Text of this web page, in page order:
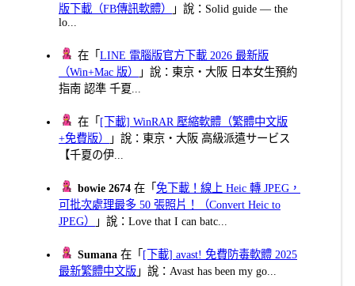
版下載（FB傳訊軟體）
」說：Solid guide — the
lo...
在「LINE 電腦版官方下載 2026 最新版
（Win+Mac 版）
」說：東京・大阪 日本女生預約
指南 認準 千夏...
在「 [下載] WinRAR 壓縮軟體（繁體中文版
+免費版）
」說：東京・大阪 高級派遣サービス
【千夏の伊...
bowie 2674 在「免下載！線上 Heic 轉 JPEG，
可批次處理最多 50 張照片！（Convert Heic to
JPEG）
」說：Love that I can batc...
Sumana 在「 [下載] avast! 免費防毒軟體 2025
最新繁體中文版 」說：Avast has been my go...